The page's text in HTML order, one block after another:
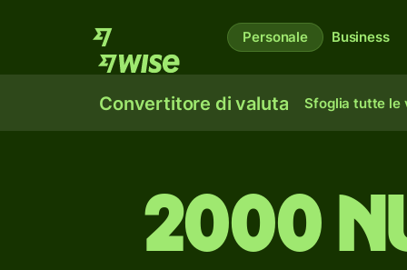
Personale Business
Convertitore di valuta Sfoglia tutte le
2000